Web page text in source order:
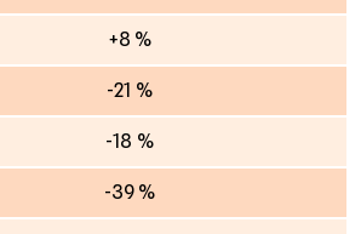
+8 %
-21 %
-18 %
-39 %